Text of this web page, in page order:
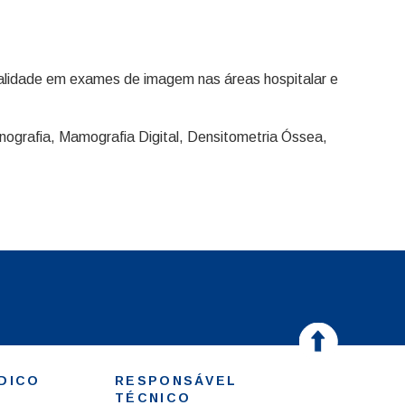
em exames de imagem nas áreas hospitalar e
Mamografia Digital, Densitometria Óssea,
RESPONSÁVEL
TÉCNICO